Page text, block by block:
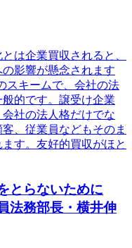
は企業買収されると、
影響が懸念されます
スキームで、会社の法
的です。譲受け企業
会社の法人格だけでな
、従業員などもそのま
す。友好的買収がほと
とらないために
法務部長・横井伸